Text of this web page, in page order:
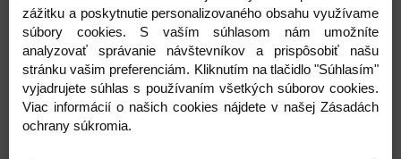
36,47 € - + 41,96 € - +
zážitku a poskytnutie personalizovaného obsahu využívame
súbory cookies. S vaším súhlasom nám umožníte
analyzovať správanie návštevníkov a prispôsobiť našu
stránku vašim preferenciám. Kliknutím na tlačidlo "Súhlasím"
vyjadrujete súhlas s používaním všetkých súborov cookies.
Viac informácií o našich cookies nájdete v našej Zásadách
ochrany súkromia.